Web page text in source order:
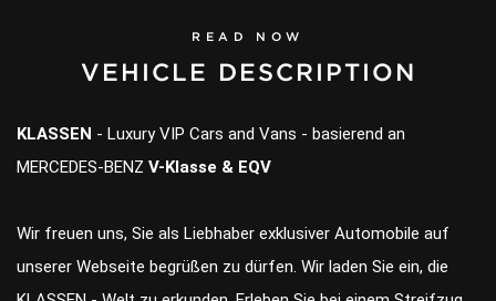
READ NOW
VEHICLE DESCRIPTION
KLASSEN - Luxury VIP Cars and Vans - basierend an
MERCEDES-BENZ V-Klasse & EQV
Wir freuen uns, Sie als Liebhaber exklusiver Automobile auf
unserer Webseite begrüßen zu dürfen. Wir laden Sie ein, die